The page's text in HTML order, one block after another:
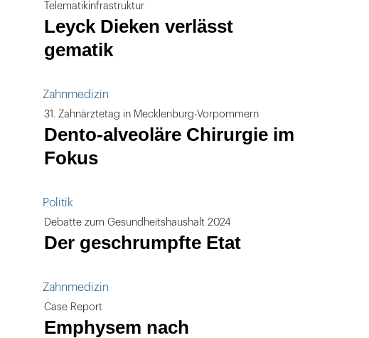
Telematikinfrastruktur
Leyck Dieken verlässt
gematik
Zahnmedizin
31. Zahnärztetag in Mecklenburg-Vorpommern
Dento-alveoläre Chirurgie im
Fokus
Politik
Debatte zum Gesundheitshaushalt 2024
Der geschrumpfte Etat
Zahnmedizin
Case Report
Emphysem nach